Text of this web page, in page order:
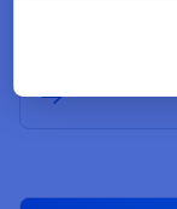
Descubrir